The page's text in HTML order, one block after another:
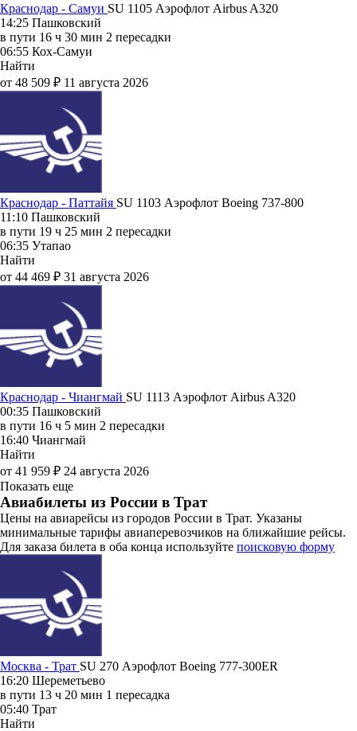
Краснодар - Самуи SU 1105 Аэрофлот Airbus A320
14:25 Пашковский
в пути 16 ч 30 мин 2 пересадки
06:55 Кох-Самуи
Найти
от 48 509 ₽ 11 августа 2026
Краснодар - Паттайя SU 1103 Аэрофлот Boeing 737-800
11:10 Пашковский
в пути 19 ч 25 мин 2 пересадки
06:35 Утапао
Найти
от 44 469 ₽ 31 августа 2026
Краснодар - Чиангмай SU 1113 Аэрофлот Airbus A320
00:35 Пашковский
в пути 16 ч 5 мин 2 пересадки
16:40 Чиангмай
Найти
от 41 959 ₽ 24 августа 2026
Показать еще
Авиабилеты из России в Трат
Цены на авиарейсы из городов России в Трат. Указаны
минимальные тарифы авиаперевозчиков на ближайшие рейсы.
Для заказа билета в оба конца используйте поисковую форму
Москва - Трат SU 270 Аэрофлот Boeing 777-300ER
16:20 Шереметьево
в пути 13 ч 20 мин 1 пересадка
05:40 Трат
Найти